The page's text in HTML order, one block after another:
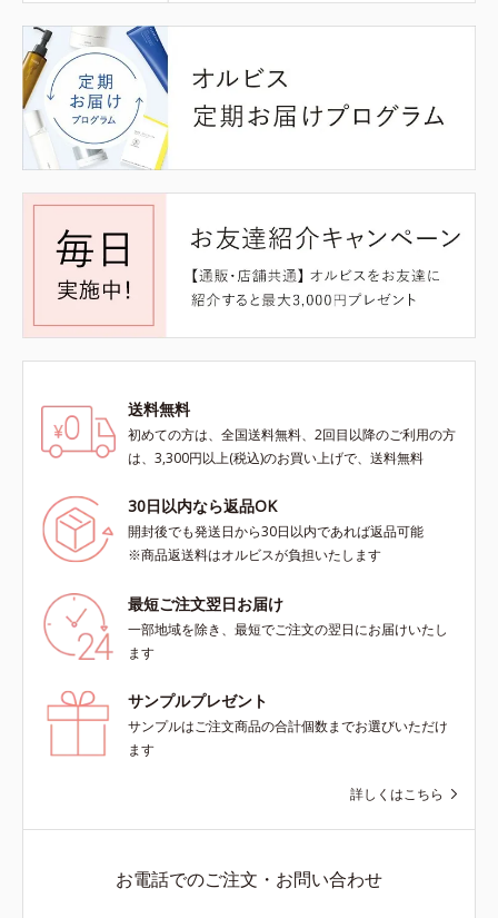
送料無料
初めての方は、全国送料無料、2回目以降のご利用の方
は、3,300円以上(税込)のお買い上げで、送料無料
30日以内なら返品OK
開封後でも発送日から30日以内であれば返品可能
※商品返送料はオルビスが負担いたします
最短ご注文翌日お届け
一部地域を除き、最短でご注文の翌日にお届けいたし
ます
サンプルプレゼント
サンプルはご注文商品の合計個数までお選びいただけ
ます
詳しくはこちら
お電話でのご注文・お問い合わせ